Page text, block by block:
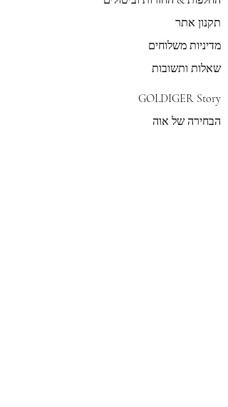
תקנון אתר
מדיניות משלוחים
שאלות ותשובות
GOLDIGER Story
הבחירה של אוה